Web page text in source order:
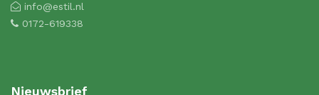
info@estil.nl
0172-619338
Nieuwsbrief